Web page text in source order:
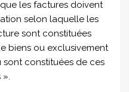
les factures doivent
selon laquelle les
sont constituées
biens ou exclusivement
sont constituées de ces
».